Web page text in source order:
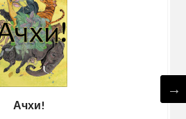
Ачхи!